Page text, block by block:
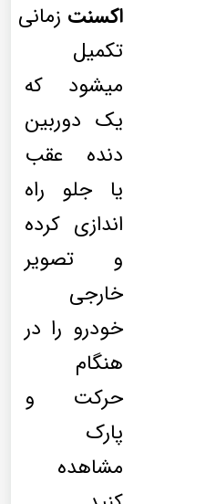
اکسنت زمانی
تکمیل
میشود که
یک دوربین
دنده عقب
یا جلو راه
اندازی کرده
و تصویر
خارجی
خودرو را در
هنگام
حرکت و
پارک
مشاهده